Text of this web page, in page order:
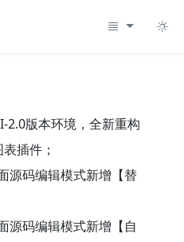
2.0版本环境，全新重构
插件；
源码编辑模式新增【替
源码编辑模式新增【自